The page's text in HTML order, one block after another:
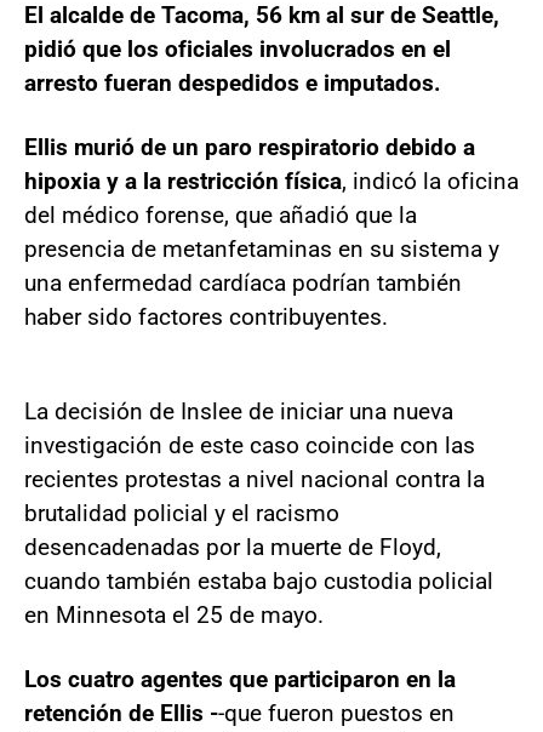
El alcalde de Tacoma, 56 km al sur de Seattle,
pidió que los oficiales involucrados en el
arresto fueran despedidos e imputados.
Ellis murió de un paro respiratorio debido a
hipoxia y a la restricción física, indicó la oficina
del médico forense, que añadió que la
presencia de metanfetaminas en su sistema y
una enfermedad cardíaca podrían también
haber sido factores contribuyentes.
La decisión de Inslee de iniciar una nueva
investigación de este caso coincide con las
recientes protestas a nivel nacional contra la
brutalidad policial y el racismo
desencadenadas por la muerte de Floyd,
cuando también estaba bajo custodia policial
en Minnesota el 25 de mayo.
Los cuatro agentes que participaron en la
retención de Ellis --que fueron puestos en